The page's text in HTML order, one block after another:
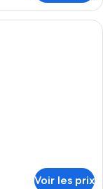
d’hôtel avec deux lits,
Voir les prix